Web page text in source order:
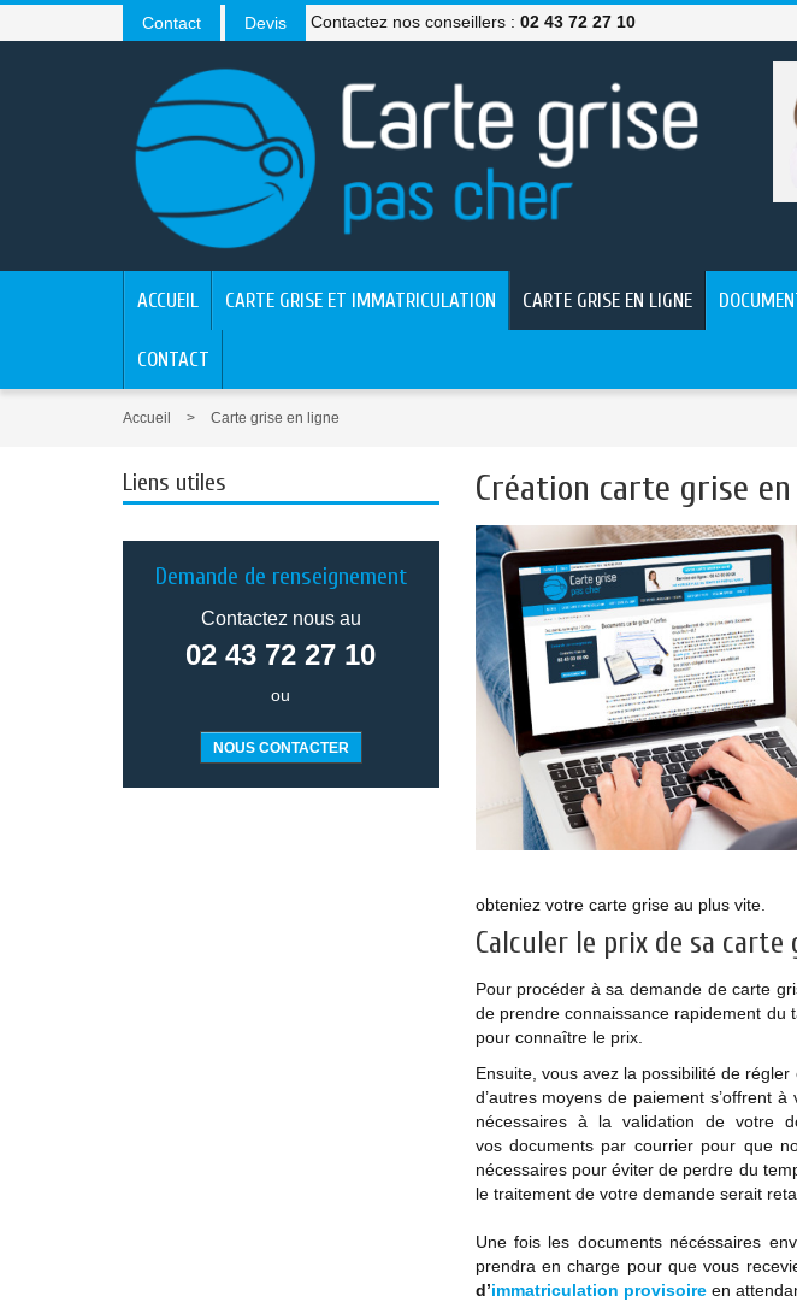
Contact Devis Contactez nos conseillers : 02 43 72 27 10
ACCUEIL CARTE GRISE ET IMMATRICULATION CARTE GRISE EN LIGNE
CONTACT
Accueil Carte grise en ligne
Création carte grise
obteniez votre carte grise au plus vite.
Calculer le prix de sa carte
Pour procéder à sa demande de carte
de prendre connaissance rapidement du
pour connaître le prix.
Ensuite, vous avez la possibilité de
d’autres moyens de paiement s’offrent
nécessaires à la validation de votre
vos documents par courrier pour que
nécessaires pour éviter de perdre du
le traitement de votre demande serait
Une fois les documents nécéssaires
prendra en charge pour que vous
d’immatriculation provisoireen
Liens utiles
Demande de renseignement
Contactez nous au
02 43 72 27 10
ou
NOUS CONTACTER